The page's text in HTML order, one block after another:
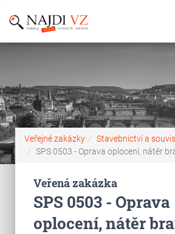
Veřejné zakázky
Stavebnictví a
SPS 0503 - Oprava oplocení, nátěr
Veřená zakázka
SPS 0503 - Oprava
oplocení, nátěr